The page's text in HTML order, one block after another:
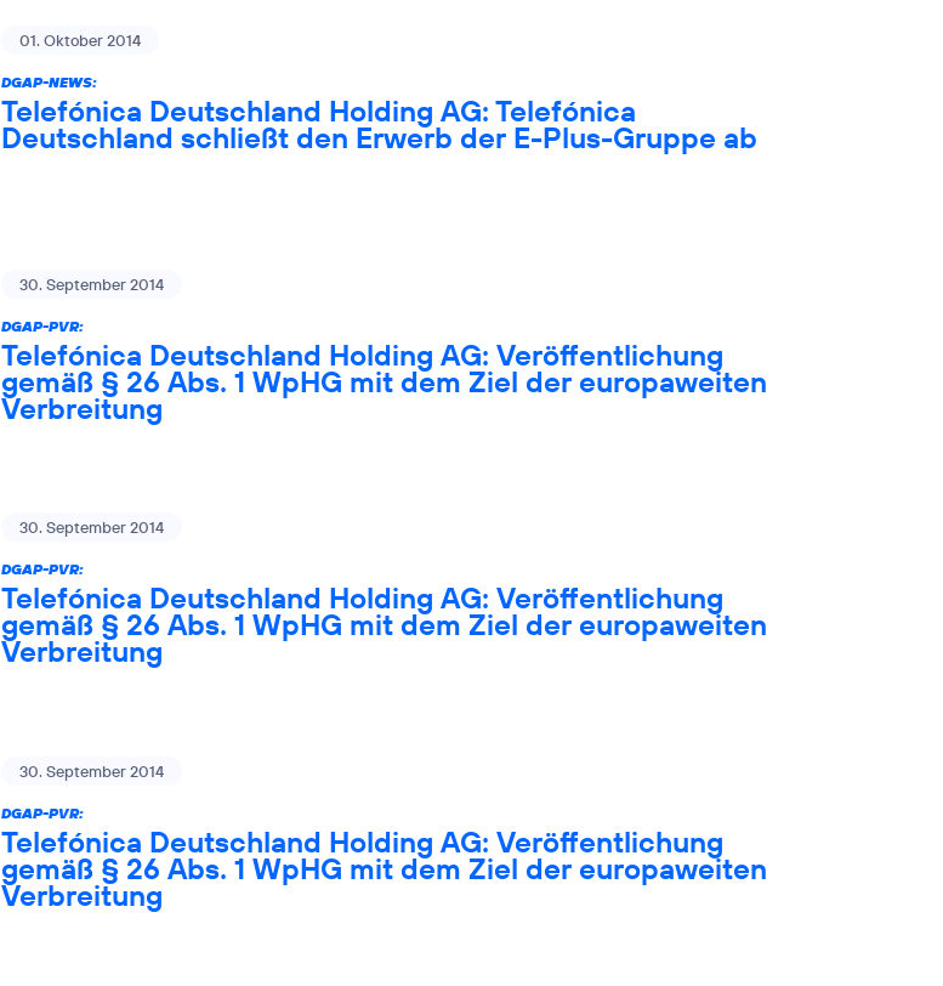
01. Oktober 2014
DGAP-NEWS:
Telefónica Deutschland Holding AG: Telefónica
Deutschland schließt den Erwerb der E-Plus-Gruppe ab
30. September 2014
DGAP-PVR:
Telefónica Deutschland Holding AG: Veröffentlichung
gemäß § 26 Abs. 1 WpHG mit dem Ziel der europaweiten
Verbreitung
30. September 2014
DGAP-PVR:
Telefónica Deutschland Holding AG: Veröffentlichung
gemäß § 26 Abs. 1 WpHG mit dem Ziel der europaweiten
Verbreitung
30. September 2014
DGAP-PVR:
Telefónica Deutschland Holding AG: Veröffentlichung
gemäß § 26 Abs. 1 WpHG mit dem Ziel der europaweiten
Verbreitung